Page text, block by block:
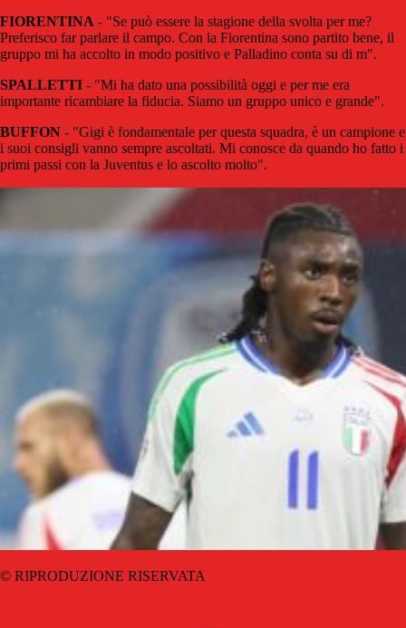
FIORENTINA - "Se può essere la stagione della svolta per me?
Preferisco far parlare il campo. Con la Fiorentina sono partito bene, il
gruppo mi ha accolto in modo positivo e Palladino conta su di m".
SPALLETTI - "Mi ha dato una possibilità oggi e per me era
importante ricambiare la fiducia. Siamo un gruppo unico e grande".
BUFFON - "Gigi è fondamentale per questa squadra, è un campione e
i suoi consigli vanno sempre ascoltati. Mi conosce da quando ho fatto i
primi passi con la Juventus e lo ascolto molto".
© RIPRODUZIONE RISERVATA